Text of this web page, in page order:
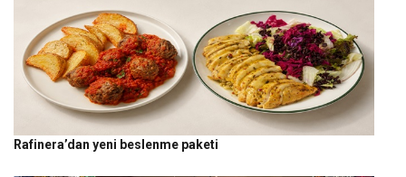
Rafinera’dan yeni beslenme paketi